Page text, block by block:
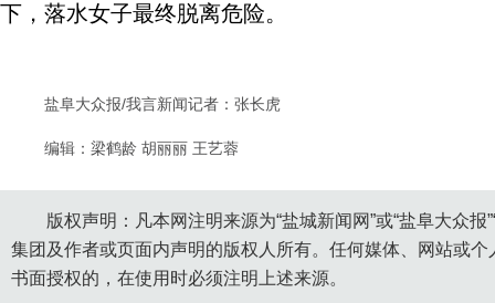
下，落水女子最终脱离危险。
盐阜大众报/我言新闻记者：张长虎
编辑：梁鹤龄 胡丽丽 王艺蓉
版权声明：凡本网注明来源为“盐城新闻网”或“盐阜大众
集团及作者或页面内声明的版权人所有。任何媒体、网站或
书面授权的，在使用时必须注明上述来源。